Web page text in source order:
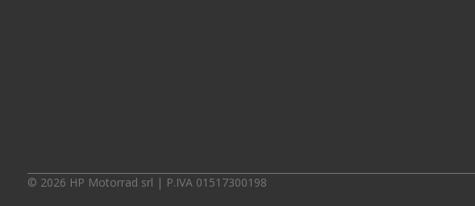
© 2026 HP Motorrad srl | P.IVA 01517300198